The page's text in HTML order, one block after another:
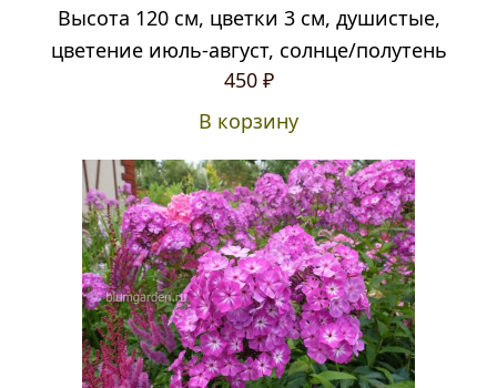
Высота 120 см, цветки 3 см, душистые,
цветение июль-август, солнце/полутень
450 ₽
В корзину